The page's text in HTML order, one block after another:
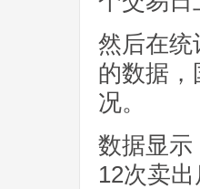
然后在
的数据
况。
数据显示
12次卖